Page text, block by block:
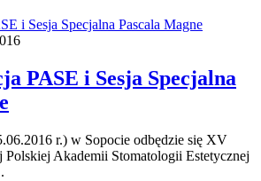
PASE i Sesja Specjalna
r.) w Sopocie odbędzie się XV
Akademii Stomatologii Estetycznej